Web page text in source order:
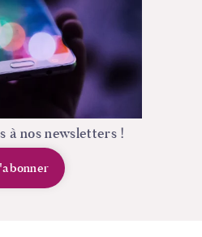
à nos newsletters !